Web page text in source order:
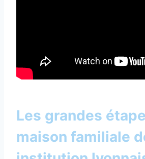
Les grandes
maison familiale